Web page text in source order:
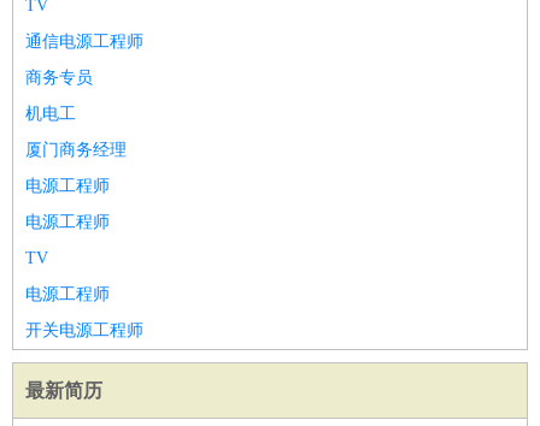
TV
通信电源工程师
商务专员
机电工
厦门商务经理
电源工程师
电源工程师
TV
电源工程师
开关电源工程师
最新简历